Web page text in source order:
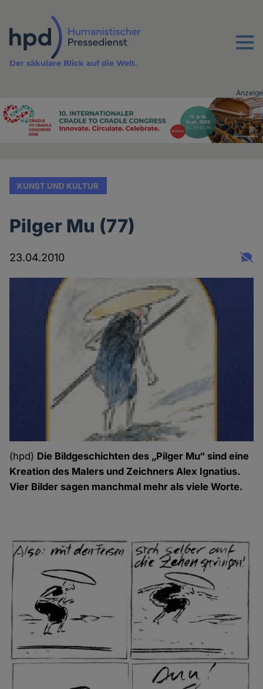
Inhalt
Menu
Der säkulare Blick auf die Welt.
Advertising
Anzeige
KUNST UND KULTUR
Pilger Mu (77)
23.04.2010
(hpd) Die Bildgeschichten des „Pilger Mu“ sind eine
Kreation des Malers und Zeichners Alex Ignatius.
Vier Bilder sagen manchmal mehr als viele Worte.